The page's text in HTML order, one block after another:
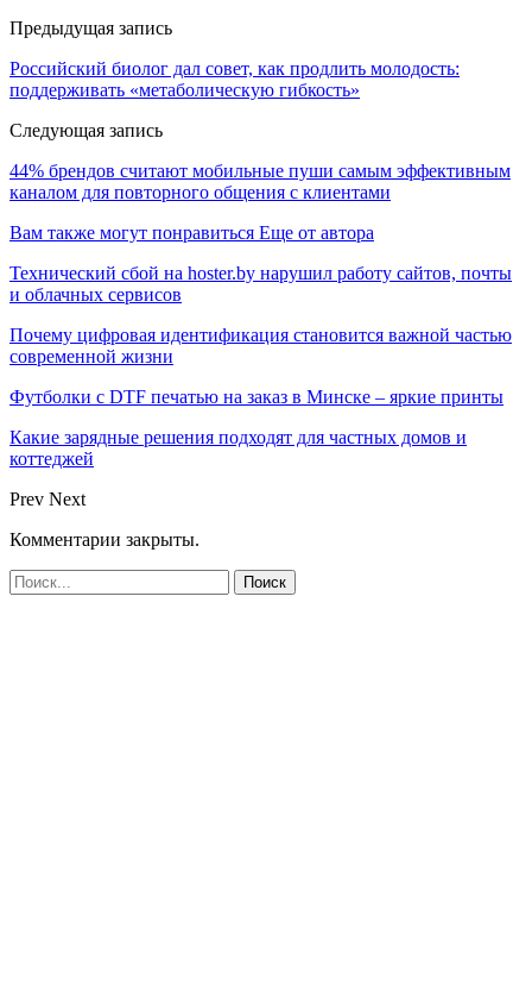
Предыдущая запись
Российский биолог дал совет, как продлить молодость:
поддерживать «метаболическую гибкость»
Следующая запись
44% брендов считают мобильные пуши самым эффективным
каналом для повторного общения с клиентами
Вам также могут понравиться Еще от автора
Технический сбой на hoster.by нарушил работу сайтов, почты
и облачных сервисов
Почему цифровая идентификация становится важной частью
современной жизни
Футболки с DTF печатью на заказ в Минске – яркие принты
Какие зарядные решения подходят для частных домов и
коттеджей
Prev Next
Комментарии закрыты.